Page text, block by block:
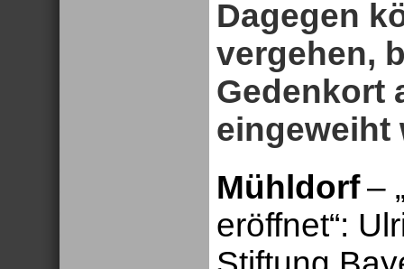
Dagegen
vergehen,
Gedenkort
eingeweiht
Mühldorf–
eröffnet“: